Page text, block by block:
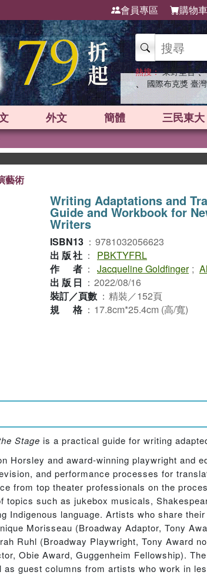
會員專區 購物車
熱搜： 東野圭吾 、
、 國際布克獎 臺
外文 簡體 三民東大
藝術
Writing Adaptations and
Guide and Workbook for
Writers
ISBN13 ： 9781032056623
出版社 ：
PBKTYFRL
作者 ： Jacqueline Goldfinger ;
出版日 ： 2022/08/16
裝訂／頁數 ： 精裝／152頁
規格 ： 17.8cm*25.4cm (高/寬)
Stage is a practical guide for writing
Horsley and award-winning playwright and
and performance processes for
from top theater professionals on the
topics such as jukebox musicals,
Indigenous language. Artists who share
Morisseau (Broadway Adaptor, Tony
Ruhl (Broadway Playwright, Tony Award
Obie Award, Guggenheim Fellowship).
guest columns from artists who work in